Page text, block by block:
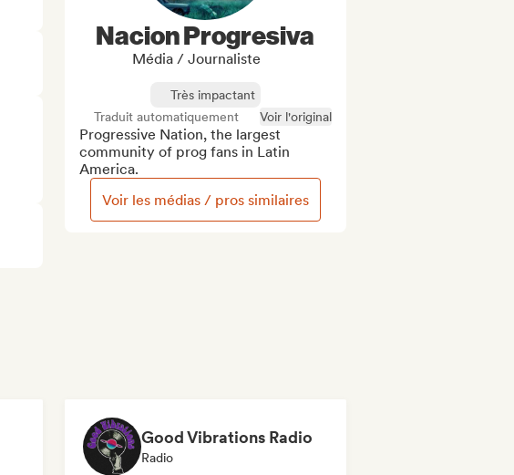
Nacion Progresiva
Média / Journaliste
Très impactant
Traduit automatiquement
Voir l'original
Progressive Nation, the largest
community of prog fans in Latin
America.
Voir les médias / pros similaires
Good Vibrations Radio
Radio